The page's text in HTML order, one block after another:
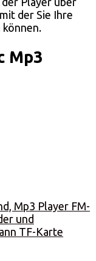
der Sie Ihre
Mp3
Mp3 Player FM-
und
TF-Karte